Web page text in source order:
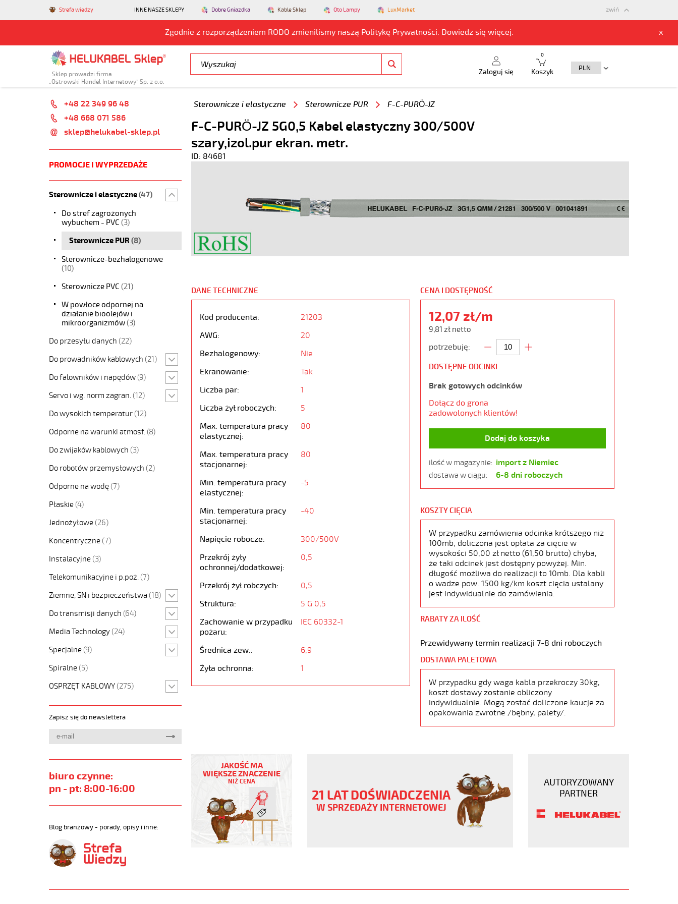
Strefa wiedzy INNE NASZE SKLEPY Dobre Gniazdka Kable Sklep Oto Lampy LuxMarket
Zgodnie z rozporządzeniem RODO zmienilismy naszą Politykę Prywatności. Dowiedz się więcej. x
zwiń
Sklep prowadzi firma
„Ostrowski Handel Internetowy” Sp. z o.o.
Zaloguj się Koszyk
0
+48 22 349 96 48
+48 668 071 586
sklep@helukabel-sklep.pl
PROMOCJE I WYPRZEDAŻE
Sterownicze i elastyczne(47)
Do stref zagrożonych
wybuchem - PVC (3)
Sterownicze PUR (8)
Sterownicze-bezhalogenowe
(10)
Sterownicze PVC (21)
W powłoce odpornej na
działanie bioolejów i
mikroorganizmów(3)
Do przesyłu danych (22)
Do prowadników kablowych (21)
Do falowników i napędów (9)
Servo i wg. norm zagran. (12)
Do wysokich temperatur (12)
Odporne na warunki atmosf. (8)
Do zwijaków kablowych (3)
Do robotów przemysłowych (2)
Odporne na wodę (7)
Płaskie (4)
Jednożyłowe (26)
Koncentryczne (7)
Instalacyjne (3)
Telekomunikacyjne i p.poż. (7)
Ziemne, SN i bezpieczeństwa (18)
Do transmisji danych (64)
Media Technology (24)
Specjalne (9)
Spiralne (5)
OSPRZĘT KABLOWY (275)
Zapisz się do newslettera
biuro czynne:
pn - pt: 8:00-16:00
Blog branżowy - porady, opisy i inne:
Sterownicze i elastyczne Sterownicze PUR F-C-PURÖ-JZ
F-C-PURÖ-JZ 5G0,5 Kabel elastyczny 300/500V
szary,izol.pur ekran. metr.
ID: 84681
DANE TECHNICZNE
Kod producenta:
21203
AWG:
20
Bezhalogenowy:
Nie
Ekranowanie:
Tak
Liczba par:
1
Liczba żył roboczych:
5
Max. temperatura pracy
elastycznej:
80
Max. temperatura pracy
stacjonarnej:
80
Min. temperatura pracy
elastycznej:
-5
Min. temperatura pracy
stacjonarnej:
-40
Napięcie robocze:
300/500V
Przekrój żyły
ochronnej/dodatkowej:
0,5
Przekrój żył robczych:
0,5
Struktura:
5 G 0,5
Zachowanie w przypadku
pożaru:
IEC 60332-1
Średnica zew.:
6,9
Żyła ochronna:
1
CENA I DOSTĘPNOŚĆ
12,07 zł/m
9,81 zł netto
potrzebuję:
DOSTĘPNE ODCINKI
Brak gotowych odcinków
Dołącz do grona
zadowolonych klientów!
Dodaj do koszyka
ilość w magazynie: import z Niemiec
dostawa w ciągu: 6-8 dni roboczych
KOSZTY CIĘCIA
W przypadku zamówienia odcinka krótszego niż
100mb, doliczona jest opłata za cięcie w
wysokości 50,00 zł netto (61,50 brutto) chyba,
że taki odcinek jest dostępny powyżej. Min.
długość możliwa do realizacji to 10mb. Dla kabli
o wadze pow. 1500 kg/km koszt cięcia ustalany
jest indywidualnie do zamówienia.
RABATY ZA ILOŚĆ
Przewidywany termin realizacji 7-8 dni roboczych
DOSTAWA PALETOWA
W przypadku gdy waga kabla przekroczy 30kg,
koszt dostawy zostanie obliczony
indywidualnie. Mogą zostać doliczone kaucje za
opakowania zwrotne /bębny, palety/.
PURÖ-
Kabel
elastyczny
300/500V
szary,izol.pur
C-
JAKOŚĆ MA
WIĘKSZE ZNACZENIE
NIŻ CENA
21 LAT DOŚWIADCZENIA
W SPRZEDAŻY INTERNETOWEJ
AUTORYZOWANY
PARTNER